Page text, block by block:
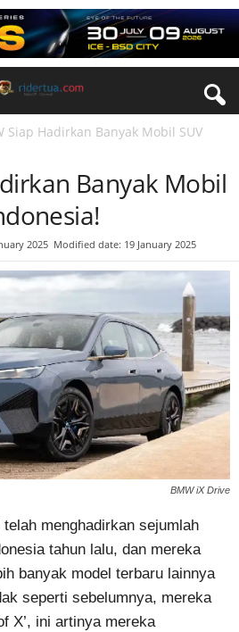
Siap Hadirkan Banyak Mobil SUV
Banyak Mobil
2025 Modified date: 19 January 2025
BMW iX Drive
telah menghadirkan sejumlah
tahun lalu, dan mereka
banyak model terbaru lainnya
seperti sebelumnya, mereka
X’, ini artinya mereka